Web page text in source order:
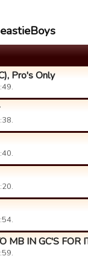
Pro's Only
IN GC'S FOR